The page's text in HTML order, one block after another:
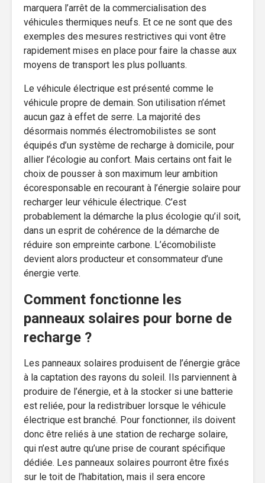
marquera l’arrêt de la commercialisation des
véhicules thermiques neufs. Et ce ne sont que des
exemples des mesures restrictives qui vont être
rapidement mises en place pour faire la chasse aux
moyens de transport les plus polluants.
Le véhicule électrique est présenté comme le
véhicule propre de demain. Son utilisation n’émet
aucun gaz à effet de serre. La majorité des
désormais nommés électromobilistes se sont
équipés d’un système de recharge à domicile, pour
allier l’écologie au confort. Mais certains ont fait le
choix de pousser à son maximum leur ambition
écoresponsable en recourant à l’énergie solaire pour
recharger leur véhicule électrique. C’est
probablement la démarche la plus écologie qu’il soit,
dans un esprit de cohérence de la démarche de
réduire son empreinte carbone. L’écomobiliste
devient alors producteur et consommateur d’une
énergie verte.
Comment fonctionne les
panneaux solaires pour borne de
recharge ?
Les panneaux solaires produisent de l’énergie grâce
à la captation des rayons du soleil. Ils parviennent à
produire de l’énergie, et à la stocker si une batterie
est reliée, pour la redistribuer lorsque le véhicule
électrique est branché. Pour fonctionner, ils doivent
donc être reliés à une station de recharge solaire,
qui n’est autre qu’une prise de courant spécifique
dédiée. Les panneaux solaires pourront être fixés
sur le toit de l’habitation, mais il sera encore